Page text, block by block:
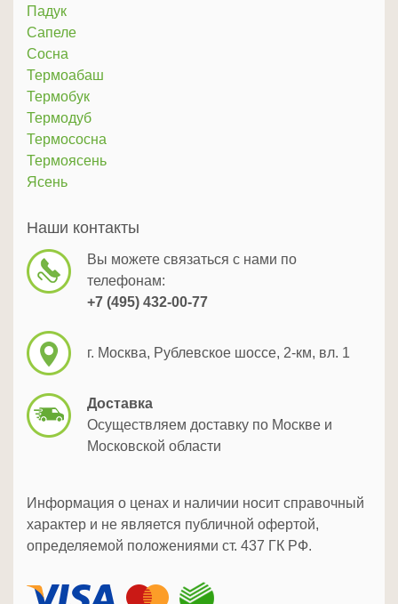
Падук
Сапеле
Сосна
Термоабаш
Термобук
Термодуб
Термососна
Термоясень
Ясень
Наши контакты
Вы можете связаться с нами по
телефонам:
+7 (495) 432-00-77
г. Москва, Рублевское шоссе, 2-км, вл. 1
Доставка
Осуществляем доставку по Москве и
Московской области
Информация о ценах и наличии носит справочный
характер и не является публичной офертой,
определяемой положениями ст. 437 ГК РФ.